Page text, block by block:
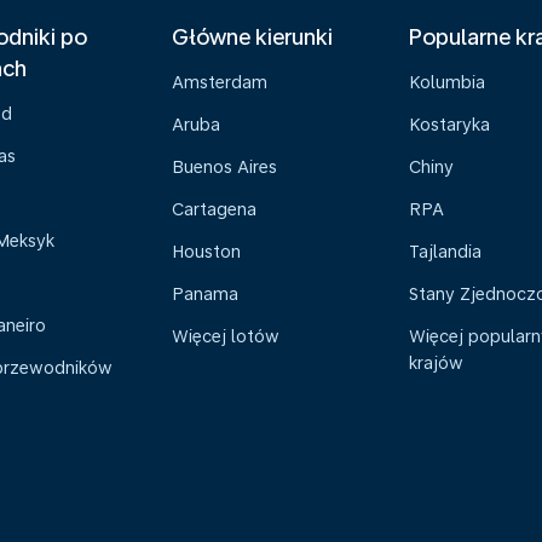
po
Główne kierunki
Amsterdam
Aruba
Buenos Aires
Cartagena
Houston
Panama
Więcej lotów
Popularne
Kolumbia
Kostaryka
Chiny
RPA
Tajlandia
Stany
Więcej
krajów